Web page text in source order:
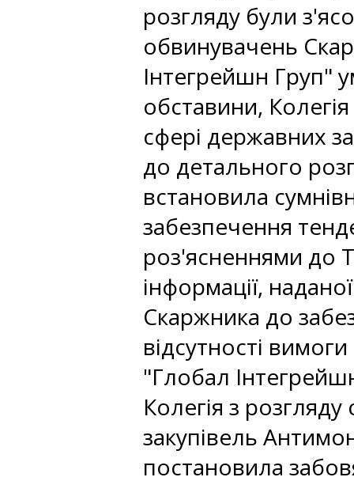
розгляду були
обвинувачень
Інтегрейшн Груп"
обставини,
сфері державних
до детального
встановила
забезпечення
роз'ясненнями до
інформації,
Скаржника до
відсутності
"Глобал
Колегія з
закупівель
постановила